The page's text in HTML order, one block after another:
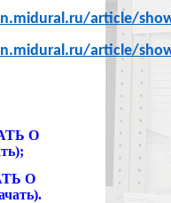
article/
article/
О
О